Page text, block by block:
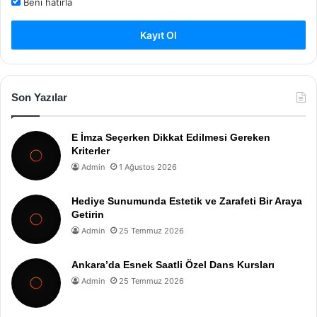
Kayıt Ol
Son Yazılar
E İmza Seçerken Dikkat Edilmesi Gereken
Kriterler
Admin 1 Ağustos 2026
Hediye Sunumunda Estetik ve Zarafeti Bir Araya
Getirin
Admin 25 Temmuz 2026
Ankara’da Esnek Saatli Özel Dans Kursları
Admin 25 Temmuz 2026